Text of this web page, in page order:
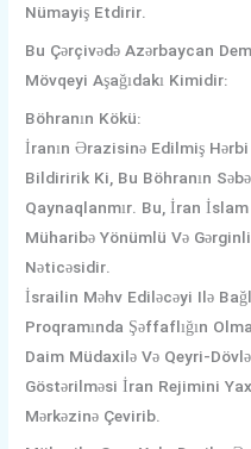
Nümayiş Etdirir.
Bu Çərçivədə Azərbaycan
Mövqeyi Aşağıdakı Kimidir:
Böhranın Kökü:
İranın Ərazisinə Edilmiş
Bildiririk Ki, Bu Böhranın
Qaynaqlanmır. Bu, İran
Müharibə Yönümlü Və
Nəticəsidir.
İsrailin Məhv Ediləcəyi Ilə
Proqramında Şəffaflığın
Daim Müdaxilə Və Qeyri-
Göstərilməsi İran Rejimini
Mərkəzinə Çevirib.